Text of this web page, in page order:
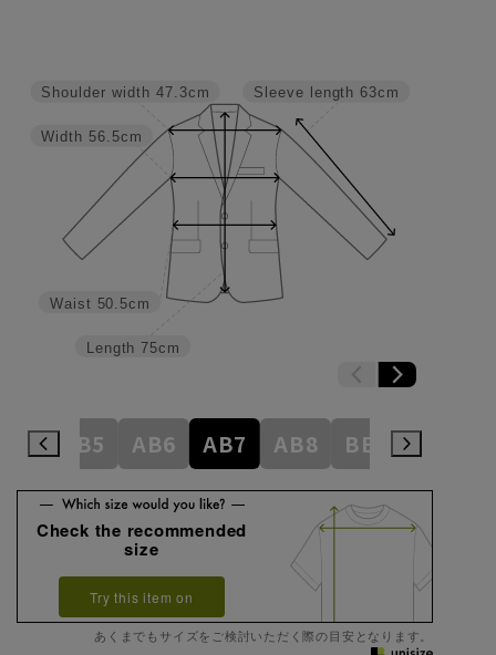
Sleeve length 63cm
Length 75cm
Waist 50.5cm
Width 56.5cm
Shoulder width 47.3cm
AB5 AB6 AB7 AB8 BE3 BE4
Check the recommended
size
Try this item on
あくまでもサイズをご検討いただく際の目安となります。